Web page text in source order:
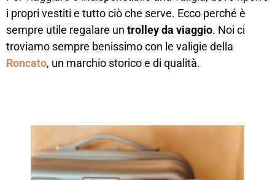
i propri vestiti e tutto ciò che serve. Ecco perché è
sempre utile regalare un trolley da viaggio. Noi ci
troviamo sempre benissimo con le valigie della
Roncato, un marchio storico e di qualità.